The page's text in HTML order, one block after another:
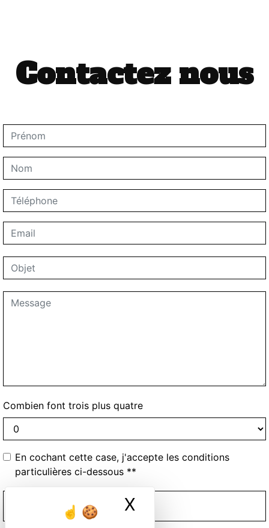
X
Contactez nous
Combien font trois plus quatre
En cochant cette case, j'accepte les conditions
particulières ci-dessous **
ENVOYER